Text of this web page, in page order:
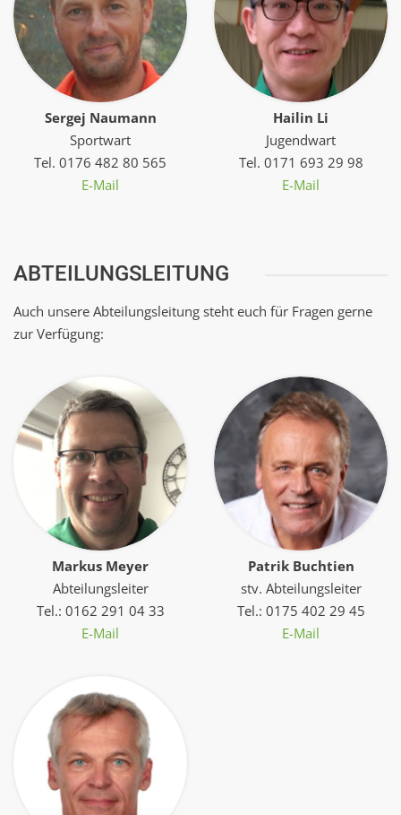
Sergej Naumann
Sportwart
Tel. 0176 482 80 565
E-Mail
Hailin Li
Jugendwart
Tel. 0171 693 29 98
E-Mail
ABTEILUNGSLEITUNG
Auch unsere Abteilungsleitung steht euch für Fragen gerne
zur Verfügung:
Markus Meyer
Abteilungsleiter
Tel.: 0162 291 04 33
E-Mail
Patrik Buchtien
stv. Abteilungsleiter
Tel.: 0175 402 29 45
E-Mail